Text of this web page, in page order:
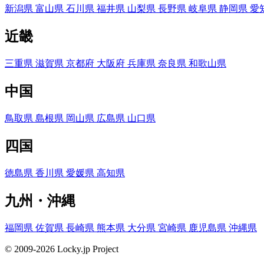
新潟県 富山県 石川県 福井県 山梨県 長野県 岐阜県 静岡県 愛
近畿
三重県 滋賀県 京都府 大阪府 兵庫県 奈良県 和歌山県
中国
鳥取県 島根県 岡山県 広島県 山口県
四国
徳島県 香川県 愛媛県 高知県
九州・沖縄
福岡県 佐賀県 長崎県 熊本県 大分県 宮崎県 鹿児島県 沖縄県
© 2009-2026 Locky.jp Project